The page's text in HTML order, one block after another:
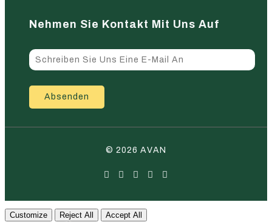
Nehmen Sie Kontakt Mit Uns Auf
Absenden
© 2026 AVAN
Customize Reject All Accept All